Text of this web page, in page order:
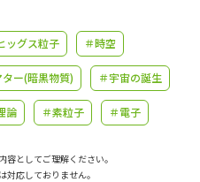
学問分野解説
夢ナビライブ
ッグス粒子 ＃時空
ー(暗黒物質) ＃宇宙の誕生
論 ＃素粒子 ＃電子
としてご理解ください。
応しておりません。